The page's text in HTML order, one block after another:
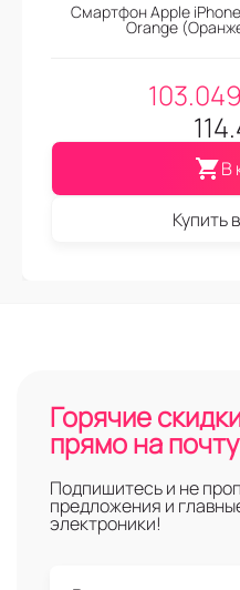
Смартфон Apple
Orange
103.049
В
Купить
Горячие
прямо на почту
Подпишитесь и не
предложения и
электроники!